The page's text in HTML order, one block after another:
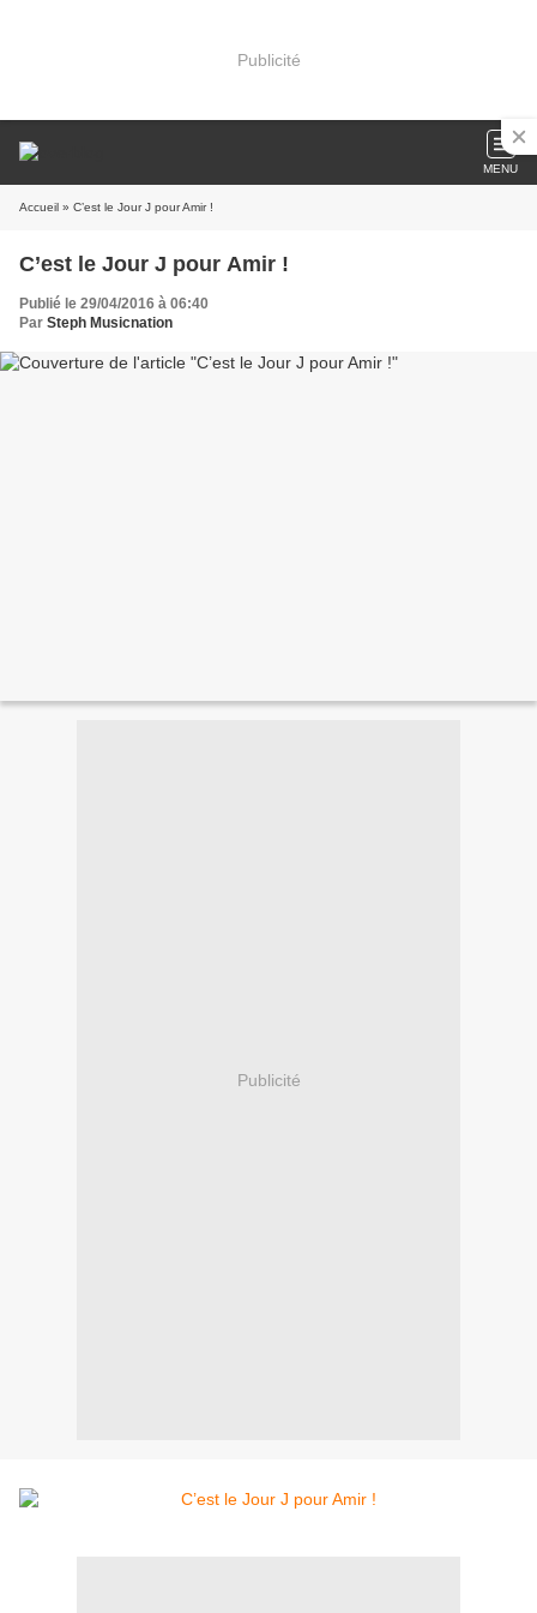
Publicité
MENU
Accueil » C’est le Jour J pour Amir !
C’est le Jour J pour Amir !
Publié le 29/04/2016 à 06:40
Par Steph Musicnation
Publicité